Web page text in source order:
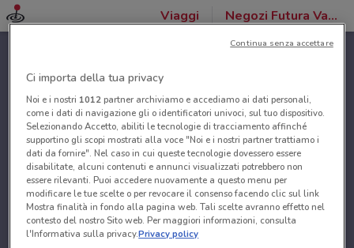
Viaggi Negozi Futura Vacanze
Ci importa della tua privacy
Noi e i nostri 1012partner archiviamo e accediamo ai dati personali,
come i dati di navigazione gli o identificatori univoci, sul tuo dispositivo.
Selezionando Accetto, abiliti le tecnologie di tracciamento affinché
supportino gli scopi mostrati alla voce "Noi e i nostri partner trattiamo i
dati da fornire". Nel caso in cui queste tecnologie dovessero essere
disabilitate, alcuni contenuti e annunci visualizzati potrebbero non
essere rilevanti. Puoi accedere nuovamente a questo menu per
modificare le tue scelte o per revocare il consenso facendo clic sul link
Mostra finalità in fondo alla pagina web. Tali scelte avranno effetto nel
contesto del nostro Sito web. Per maggiori informazioni, consulta
l'Informativa sulla privacy.Privacy policy
Continua senza accettare